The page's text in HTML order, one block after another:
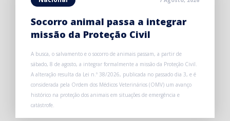
Socorro animal passa a integrar
missão da Proteção Civil
A busca, o salvamento e o socorro de animais passam, a partir de
sábado, 8 de agosto, a integrar formalmente a missão da Proteção Civil.
A alteração resulta da Lei n.º 38/2026, publicada no passado dia 3, e é
considerada pela Ordem dos Médicos Veterinários (OMV) um avanço
histórico na proteção dos animais em situações de emergência e
catástrofe.